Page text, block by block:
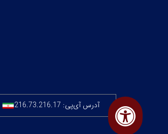
آدرس آی‌پی: 216.73.216.17